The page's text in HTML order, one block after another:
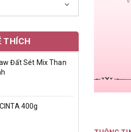
THÍCH
Đất Sét Mix Than
400g